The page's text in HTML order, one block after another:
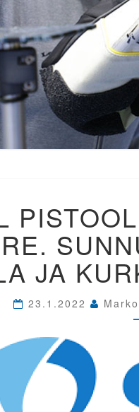
JA
23.1.2022